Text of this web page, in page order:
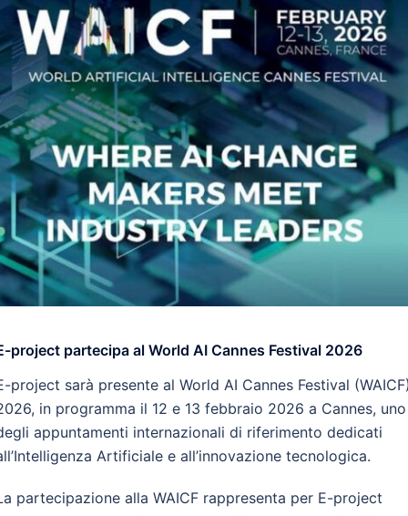
project partecipa al World AI Cannes Festival 2026
project sarà presente al World AI Cannes Festival
in programma il 12 e 13 febbraio 2026 a Cannes, uno
appuntamenti internazionali di riferimento dedicati
Artificiale e all’innovazione tecnologica.
partecipazione alla WAICF rappresenta per E-project